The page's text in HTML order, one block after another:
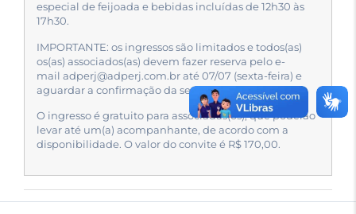
especial de feijoada e bebidas incluídas de 12h30 às
17h30.
IMPORTANTE: os ingressos são limitados e todos(as)
os(as) associados(as) devem fazer reserva pelo e-
mail adperj@adperj.com.br até 07/07 (sexta-feira) e
aguardar a confirmação da secretaria.
O ingresso é gratuito para associadas(os), que poderão
levar até um(a) acompanhante, de acordo com a
disponibilidade. O valor do convite é R$ 170,00.